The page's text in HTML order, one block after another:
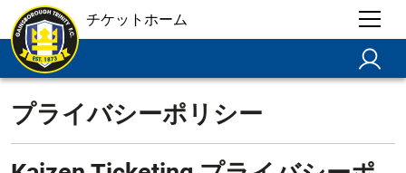
チケットホーム
プライバシーポリシー